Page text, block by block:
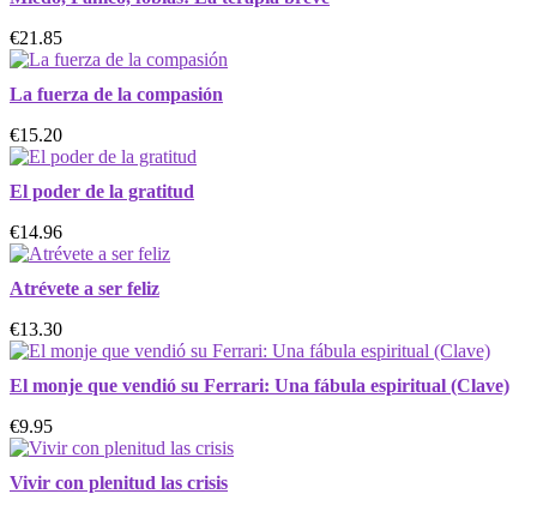
€21.85
La fuerza de la compasión
€15.20
El poder de la gratitud
€14.96
Atrévete a ser feliz
€13.30
El monje que vendió su Ferrari: Una fábula espiritual (Clave)
€9.95
Vivir con plenitud las crisis